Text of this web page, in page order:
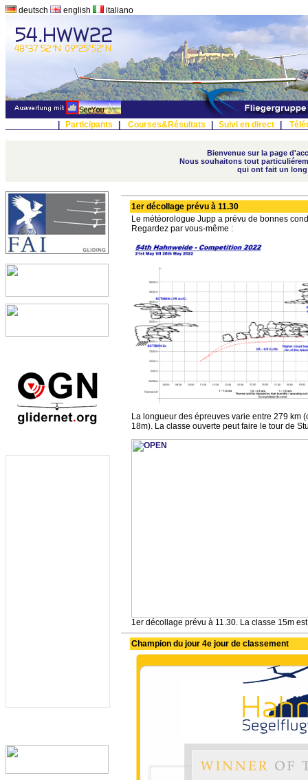
deutsch english italiano
Participants Courses&Résultats Suivi en direct
Bienvenue sur la page
Nous souhaitons tout
qui ont fait un
1er décollage prévu à 11.30
Le météorologue Jupp a prévu de bonnes
Regardez par vous-même :
La longueur des épreuves varie entre 279 km
18m). La classe ouverte peut faire le tour de
1er décollage prévu à 11.30. La classe 15m
Champion du jour 4e jour de classement